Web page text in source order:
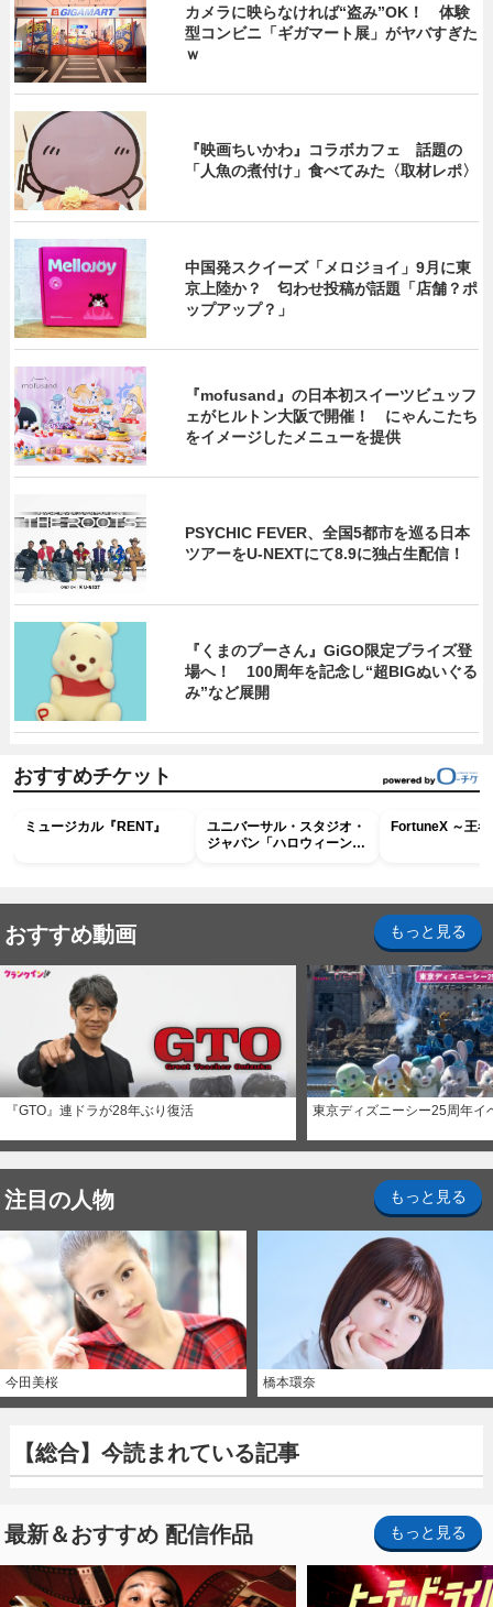
カメラに映らなければ“盗み”OK！ 体験
型コンビニ「ギガマート展」がヤバすぎた
ｗ
『映画ちいかわ』コラボカフェ 話題の
「人魚の煮付け」食べてみた〈取材レポ〉
中国発スクイーズ「メロジョイ」9月に東
京上陸か？ 匂わせ投稿が話題「店舗？ポ
ップアップ？」
『mofusand』の日本初スイーツビュッフ
ェがヒルトン大阪で開催！ にゃんこたち
をイメージしたメニューを提供
PSYCHIC FEVER、全国5都市を巡る日本
ツアーをU‐NEXTにて8.9に独占生配信！
『くまのプーさん』GiGO限定プライズ登
場へ！ 100周年を記念し“超BIGぬいぐる
み”など展開
おすすめチケット
ミュージカル『RENT』
ユニバーサル・スタジオ・
ジャパン「ハロウィーン・
FortuneX ～王
おすすめ動画 もっと見る
『GTO』連ドラが28年ぶり復活 東京ディズニーシー25周年イ
注目の人物 もっと見る
今田美桜 橋本環奈
【総合】今読まれている記事
最新＆おすすめ 配信作品 もっと見る